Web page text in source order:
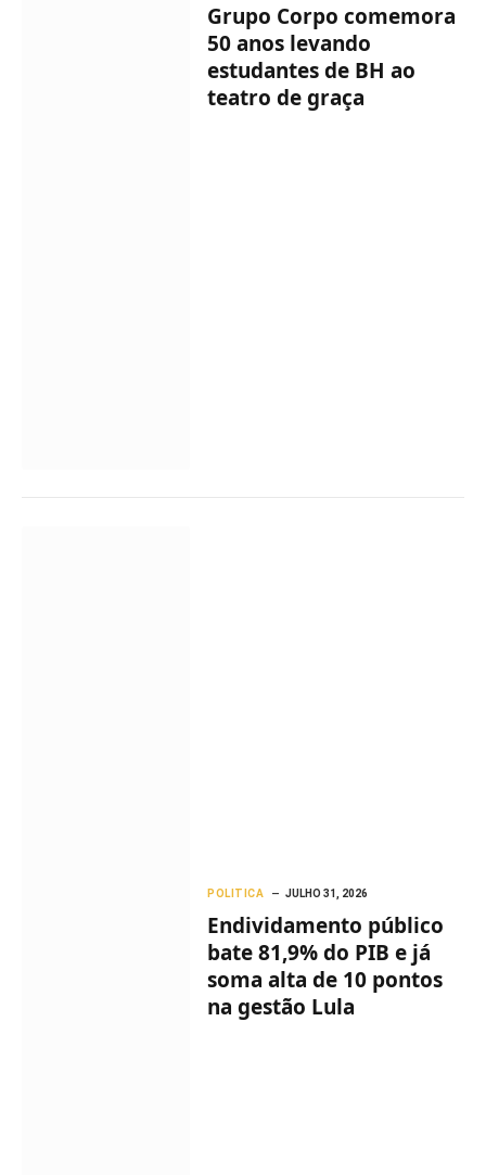
Grupo Corpo comemora
50 anos levando
estudantes de BH ao
teatro de graça
POLITICA JULHO 31, 2026
Endividamento público
bate 81,9% do PIB e já
soma alta de 10 pontos
na gestão Lula